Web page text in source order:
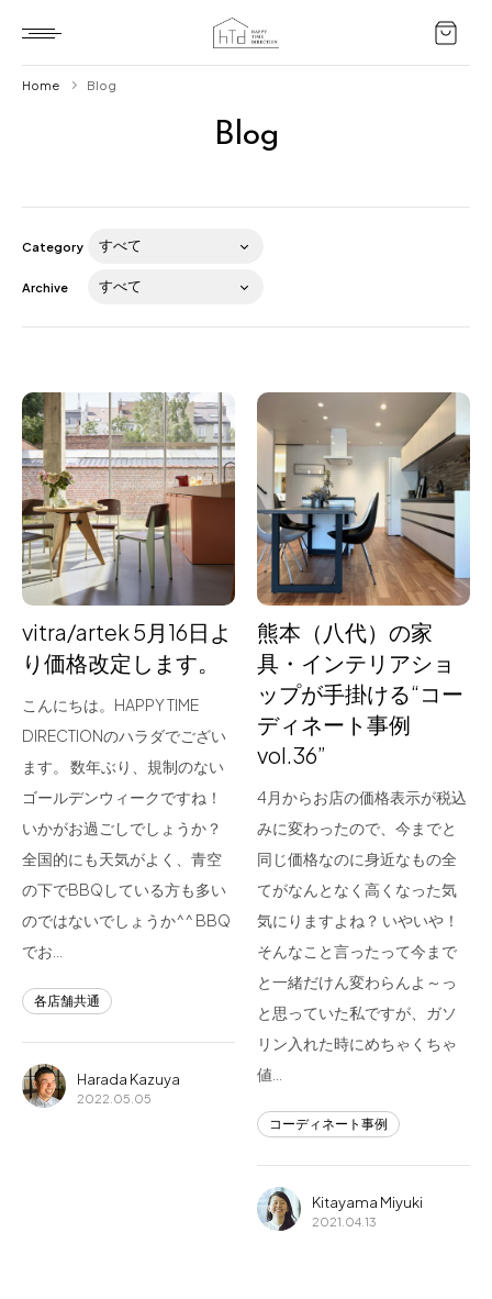
Blog
About us
for Business
Recruit
Contact
フラッグシップストア
0965-52-0323
熊本店
096-274-8175
Arv
0965-45-9282
Blog
Home Blog
Category
Archive
vitra/artek 5月16日よ
り価格改定します。
こんにちは。HAPPY TIME
DIRECTIONのハラダでござい
ます。 数年ぶり、規制のない
ゴールデンウィークですね！
いかがお過ごしでしょうか？
全国的にも天気がよく、青空
の下でBBQしている方も多い
のではないでしょうか^^ BBQ
でお…
各店舗共通
Harada Kazuya
2022.05.05
熊本（八代）の家
具・インテリアショ
ップが手掛ける“コー
ディネート事例
vol.36”
4月からお店の価格表示が税込
みに変わったので、今までと
同じ価格なのに身近なもの全
てがなんとなく高くなった気
気にりますよね？ いやいや！
そんなこと言ったって今まで
と一緒だけん変わらんよ～っ
と思っていた私ですが、ガソ
リン入れた時にめちゃくちゃ
値…
コーディネート事例
Kitayama Miyuki
2021.04.13